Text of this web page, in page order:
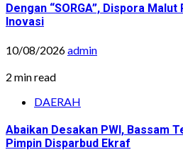
Dengan “SORGA”, Dispora
Inovasi
10/08/2026admin
2 min read
DAERAH
Abaikan Desakan PWI, Bassam
Pimpin Disparbud Ekraf